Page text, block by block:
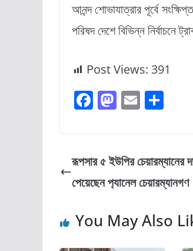
আনন্দ শোভাযাত্রার পূর্বে
পরিষদ দেশে বিভিন্ন নির্বাচনে
Post Views: 391
F
e
b
o
o
k
M
o
d
o
n
E
l e
রূপসার ৫ ইউপির চেয়ারম্যানের
পেয়েছেন প‍্যানেল চেয়ারম্যানগণ
You May Also